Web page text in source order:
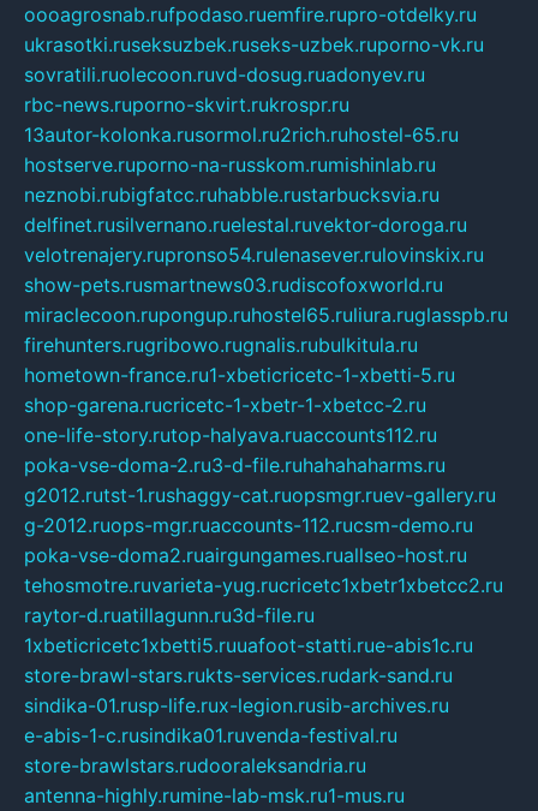
oooagrosnab.rufpodaso.ruemfire.rupro-otdelky.ru
ukrasotki.ruseksuzbek.ruseks-uzbek.ruporno-vk.ru
sovratili.ruolecoon.ruvd-dosug.ruadonyev.ru
rbc-news.ruporno-skvirt.rukrospr.ru
13autor-kolonka.rusormol.ru2rich.ruhostel-65.ru
hostserve.ruporno-na-russkom.rumishinlab.ru
neznobi.rubigfatcc.ruhabble.rustarbucksvia.ru
delfinet.rusilvernano.ruelestal.ruvektor-doroga.ru
velotrenajery.rupronso54.rulenasever.rulovinskix.ru
show-pets.rusmartnews03.rudiscofoxworld.ru
miraclecoon.rupongup.ruhostel65.ruliura.ruglasspb.ru
firehunters.rugribowo.rugnalis.rubulkitula.ru
hometown-france.ru1-xbeticricetc-1-xbetti-5.ru
shop-garena.rucricetc-1-xbetr-1-xbetcc-2.ru
one-life-story.rutop-halyava.ruaccounts112.ru
poka-vse-doma-2.ru3-d-file.ruhahahaharms.ru
g2012.rutst-1.rushaggy-cat.ruopsmgr.ruev-gallery.ru
g-2012.ruops-mgr.ruaccounts-112.rucsm-demo.ru
poka-vse-doma2.ruairgungames.ruallseo-host.ru
tehosmotre.ruvarieta-yug.rucricetc1xbetr1xbetcc2.ru
raytor-d.ruatillagunn.ru3d-file.ru
1xbeticricetc1xbetti5.ruuafoot-statti.rue-abis1c.ru
store-brawl-stars.rukts-services.rudark-sand.ru
sindika-01.rusp-life.rux-legion.rusib-archives.ru
e-abis-1-c.rusindika01.ruvenda-festival.ru
store-brawlstars.rudooraleksandria.ru
antenna-highly.rumine-lab-msk.ru1-mus.ru